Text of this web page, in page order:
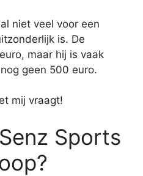
niet veel voor een
is. De
maar hij is vaak
geen 500 euro.
mij vraagt!
Sports